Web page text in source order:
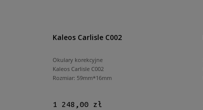
Kaleos Carlisle C002
Okulary korekcyjne
Kaleos Carlisle C002
Rozmiar: 59mm*16mm
1 248,00 zł